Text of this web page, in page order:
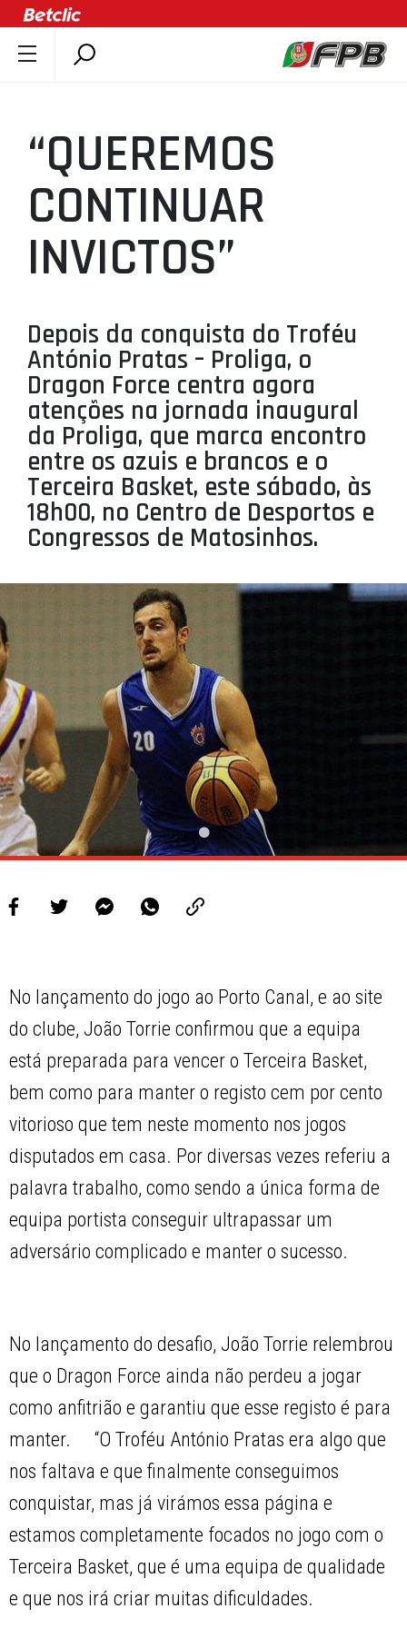
ÚLTIMAS
COMPETIÇÕES
ASSOCIAÇÕES
CLUBES
AGENTES
SELEÇÕES
MINIBASQUETE
ÁREA TÉCNICA
PROJETOS
LIGA BETCLIC MASCULINA
LIGA BETCLIC FEMININA
“QUEREMOS
CONTINUAR
INVICTOS”
Depois da conquista do Troféu
António Pratas – Proliga, o
Dragon Force centra agora
atenções na jornada inaugural
da Proliga, que marca encontro
entre os azuis e brancos e o
Terceira Basket, este sábado, às
18h00, no Centro de Desportos e
Congressos de Matosinhos.
No lançamento do jogo ao Porto Canal, e ao site
do clube, João Torrie confirmou que a equipa
está preparada para vencer o Terceira Basket,
bem como para manter o registo cem por cento
vitorioso que tem neste momento nos jogos
disputados em casa. Por diversas vezes referiu a
palavra trabalho, como sendo a única forma de
equipa portista conseguir ultrapassar um
adversário complicado e manter o sucesso.
No lançamento do desafio, João Torrie relembrou
que o Dragon Force ainda não perdeu a jogar
como anfitrião e garantiu que esse registo é para
manter. “O Troféu António Pratas era algo que
nos faltava e que finalmente conseguimos
conquistar, mas já virámos essa página e
estamos completamente focados no jogo com o
Terceira Basket, que é uma equipa de qualidade
e que nos irá criar muitas dificuldades.